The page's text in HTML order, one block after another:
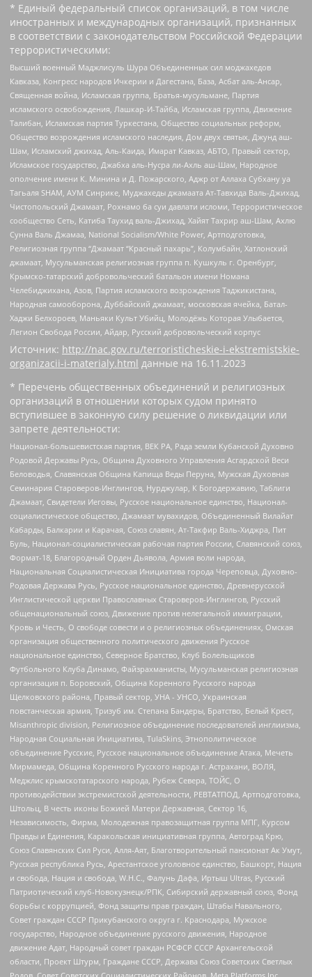
* Единый федеральный список организаций, в том числе
иностранных и международных организаций, признанных
в соответствии с законодательством Российской Федерации
террористическими:
Высший военный Маджлисуль Шура Объединенных сил моджахедов
Кавказа, Конгресс народов Ичкерии и Дагестана, База, Асбат аль-Ансар,
Священная война, Исламская группа, Братья-мусульмане, Партия
исламского освобождения, Лашкар-И-Тайба, Исламская группа, Движение
Талибан, Исламская партия Туркестана, Общество социальных реформ,
Общество возрождения исламского наследия, Дом двух святых, Джунд аш-
Шам, Исламский джихад, Аль-Каида, Имарат Кавказ, АБТО, Правый сектор,
Исламское государство, Джабха аль-Нусра ли-Ахль аш-Шам, Народное
ополчение имени К. Минина и Д. Пожарского, Аджр от Аллаха Субхану уа
Тагьаля SHAM, АУМ Синрике, Муджахеды джамаата Ат-Тавхида Валь-Джихад,
Чистопольский Джамаат, Рохнамо ба суи давлати исломи, Террористическое
сообщество Сеть, Катиба Таухид валь-Джихад, Хайят Тахрир аш-Шам, Ахлю
Сунна Валь Джамаа, National Socialism/White Power, Артподготовка,
Религиозная группа “Джамаат “Красный пахарь”, Колумбайн, Хатлонский
джамаат, Мусульманская религиозная группа п. Кушкуль г. Оренбург,
Крымско-татарский добровольческий батальон имени Номана
Челебиджихана, Азов, Партия исламского возрождения Таджикистана,
Народная самооборона, Дуббайский джамаат, московская ячейка, Батал-
Хаджи Белхороев, Маньяки Культ Убийц, Молодёжь Которая Улыбается,
Легион Свобода России, Айдар, Русский добровольческий корпус
Источник: http://nac.gov.ru/terroristicheskie-i-ekstremistskie-
organizacii-i-materialy.html данные на 16.11.2023
* Перечень общественных объединений и религиозных
организаций в отношении которых судом принято
вступившее в законную силу решение о ликвидации или
запрете деятельности:
Национал-большевистская партия, ВЕК РА, Рада земли Кубанской Духовно
Родовой Державы Русь, Община Духовного Управления Асгардской Веси
Беловодья, Славянская Община Капища Веды Перуна, Мужская Духовная
Семинария Староверов-Инглингов, Нурджулар, К Богодержавию, Таблиги
Джамаат, Свидетели Иеговы, Русское национальное единство, Национал-
социалистическое общество, Джамаат мувахидов, Объединенный Вилайат
Кабарды, Балкарии и Карачая, Союз славян, Ат-Такфир Валь-Хиджра, Пит
Буль, Национал-социалистическая рабочая партия России, Славянский союз,
Формат-18, Благородный Орден Дьявола, Армия воли народа,
Национальная Социалистическая Инициатива города Череповца, Духовно-
Родовая Держава Русь, Русское национальное единство, Древнерусской
Инглистической церкви Православных Староверов-Инглингов, Русский
общенациональный союз, Движение против нелегальной иммиграции,
Кровь и Честь, О свободе совести и о религиозных объединениях, Омская
организация общественного политического движения Русское
национальное единство, Северное Братство, Клуб Болельщиков
Футбольного Клуба Динамо, Файзрахманисты, Мусульманская религиозная
организация п. Боровский, Община Коренного Русского народа
Щелковского района, Правый сектор, УНА - УНСО, Украинская
повстанческая армия, Тризуб им. Степана Бандеры, Братство, Белый Крест,
Misanthropic division, Религиозное объединение последователей инглиизма,
Народная Социальная Инициатива, TulaSkins, Этнополитическое
объединение Русские, Русское национальное объединение Атака, Мечеть
Мирмамеда, Община Коренного Русского народа г. Астрахани, ВОЛЯ,
Меджлис крымскотатарского народа, Рубеж Севера, ТОЙС, О
противодействии экстремистской деятельности, РЕВТАТПОД, Артподготовка,
Штольц, В честь иконы Божией Матери Державная, Сектор 16,
Независимость, Фирма, Молодежная правозащитная группа МПГ, Курсом
Правды и Единения, Каракольская инициативная группа, Автоград Крю,
Союз Славянских Сил Руси, Алля-Аят, Благотворительный пансионат Ак Умут,
Русская республика Русь, Арестантское уголовное единство, Башкорт, Нация
и свобода, Нация и свобода, W.H.С., Фалунь Дафа, Иртыш Ultras, Русский
Патриотический клуб-Новокузнецк/РПК, Сибирский державный союз, Фонд
борьбы с коррупцией, Фонд защиты прав граждан, Штабы Навального,
Совет граждан СССР Прикубанского округа г. Краснодара, Мужское
государство, Народное объединение русского движения, Народное
движение Адат, Народный совет граждан РСФСР СССР Архангельской
области, Проект Штурм, Граждане СССР, Держава Союз Советских Светлых